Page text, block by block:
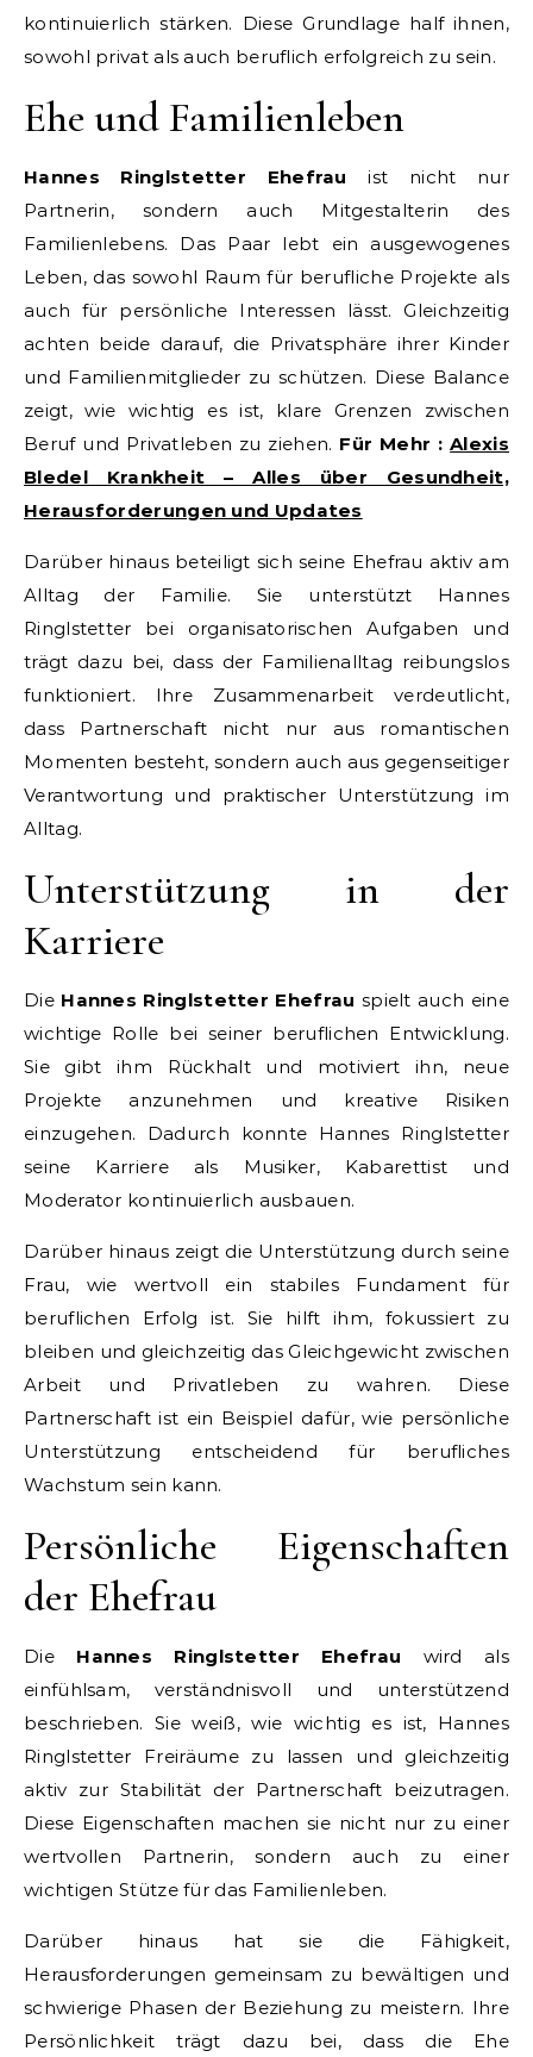
kontinuierlich stärken. Diese Grundlage half ihnen,
sowohl privat als auch beruflich erfolgreich zu sein.
Ehe und Familienleben
Hannes Ringlstetter Ehefrau ist nicht nur
Partnerin, sondern auch Mitgestalterin des
Familienlebens. Das Paar lebt ein ausgewogenes
Leben, das sowohl Raum für berufliche Projekte als
auch für persönliche Interessen lässt. Gleichzeitig
achten beide darauf, die Privatsphäre ihrer Kinder
und Familienmitglieder zu schützen. Diese Balance
zeigt, wie wichtig es ist, klare Grenzen zwischen
Beruf und Privatleben zu ziehen. Für Mehr :Alexis
Bledel Krankheit – Alles über Gesundheit,
Herausforderungen und Updates
Darüber hinaus beteiligt sich seine Ehefrau aktiv am
Alltag der Familie. Sie unterstützt Hannes
Ringlstetter bei organisatorischen Aufgaben und
trägt dazu bei, dass der Familienalltag reibungslos
funktioniert. Ihre Zusammenarbeit verdeutlicht,
dass Partnerschaft nicht nur aus romantischen
Momenten besteht, sondern auch aus gegenseitiger
Verantwortung und praktischer Unterstützung im
Alltag.
Unterstützung in der
Karriere
Die Hannes Ringlstetter Ehefrau spielt auch eine
wichtige Rolle bei seiner beruflichen Entwicklung.
Sie gibt ihm Rückhalt und motiviert ihn, neue
Projekte anzunehmen und kreative Risiken
einzugehen. Dadurch konnte Hannes Ringlstetter
seine Karriere als Musiker, Kabarettist und
Moderator kontinuierlich ausbauen.
Darüber hinaus zeigt die Unterstützung durch seine
Frau, wie wertvoll ein stabiles Fundament für
beruflichen Erfolg ist. Sie hilft ihm, fokussiert zu
bleiben und gleichzeitig das Gleichgewicht zwischen
Arbeit und Privatleben zu wahren. Diese
Partnerschaft ist ein Beispiel dafür, wie persönliche
Unterstützung entscheidend für berufliches
Wachstum sein kann.
Persönliche Eigenschaften
der Ehefrau
Die Hannes Ringlstetter Ehefrau wird als
einfühlsam, verständnisvoll und unterstützend
beschrieben. Sie weiß, wie wichtig es ist, Hannes
Ringlstetter Freiräume zu lassen und gleichzeitig
aktiv zur Stabilität der Partnerschaft beizutragen.
Diese Eigenschaften machen sie nicht nur zu einer
wertvollen Partnerin, sondern auch zu einer
wichtigen Stütze für das Familienleben.
Darüber hinaus hat sie die Fähigkeit,
Herausforderungen gemeinsam zu bewältigen und
schwierige Phasen der Beziehung zu meistern. Ihre
Persönlichkeit trägt dazu bei, dass die Ehe